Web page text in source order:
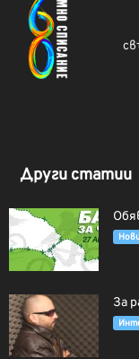
Други статии
За